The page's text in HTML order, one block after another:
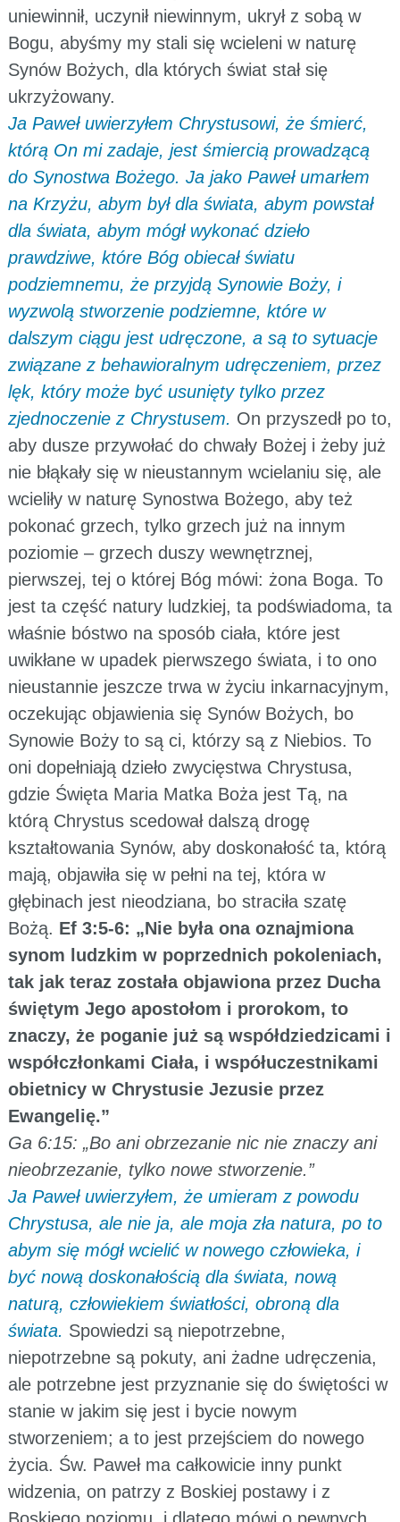
uniewinnił, uczynił niewinnym, ukrył z sobą w
Bogu, abyśmy my stali się wcieleni w naturę
Synów Bożych, dla których świat stał się
ukrzyżowany.
Ja Paweł uwierzyłem Chrystusowi, że śmierć,
którą On mi zadaje, jest śmiercią prowadzącą
do Synostwa Bożego. Ja jako Paweł umarłem
na Krzyżu, abym był dla świata, abym powstał
dla świata, abym mógł wykonać dzieło
prawdziwe, które Bóg obiecał światu
podziemnemu, że przyjdą Synowie Boży, i
wyzwolą stworzenie podziemne, które w
dalszym ciągu jest udręczone, a są to sytuacje
związane z behawioralnym udręczeniem, przez
lęk, który może być usunięty tylko przez
zjednoczenie z Chrystusem. On przyszedł po to,
aby dusze przywołać do chwały Bożej i żeby już
nie błąkały się w nieustannym wcielaniu się, ale
wcieliły w naturę Synostwa Bożego, aby też
pokonać grzech, tylko grzech już na innym
poziomie – grzech duszy wewnętrznej,
pierwszej, tej o której Bóg mówi: żona Boga. To
jest ta część natury ludzkiej, ta podświadoma, ta
właśnie bóstwo na sposób ciała, które jest
uwikłane w upadek pierwszego świata, i to ono
nieustannie jeszcze trwa w życiu inkarnacyjnym,
oczekując objawienia się Synów Bożych, bo
Synowie Boży to są ci, którzy są z Niebios. To
oni dopełniają dzieło zwycięstwa Chrystusa,
gdzie Święta Maria Matka Boża jest Tą, na
którą Chrystus scedował dalszą drogę
kształtowania Synów, aby doskonałość ta, którą
mają, objawiła się w pełni na tej, która w
głębinach jest nieodziana, bo straciła szatę
Bożą. Ef 3:5-6: „Nie była ona oznajmiona
synom ludzkim w poprzednich pokoleniach,
tak jak teraz została objawiona przez Ducha
świętym Jego apostołom i prorokom, to
znaczy, że poganie już są współdziedzicami i
współczłonkami Ciała, i współuczestnikami
obietnicy w Chrystusie Jezusie przez
Ewangelię.”
Ga 6:15: „Bo ani obrzezanie nic nie znaczy ani
nieobrzezanie, tylko nowe stworzenie.”
Ja Paweł uwierzyłem, że umieram z powodu
Chrystusa, ale nie ja, ale moja zła natura, po to
abym się mógł wcielić w nowego człowieka, i
być nową doskonałością dla świata, nową
naturą, człowiekiem światłości, obroną dla
świata. Spowiedzi są niepotrzebne,
niepotrzebne są pokuty, ani żadne udręczenia,
ale potrzebne jest przyznanie się do świętości w
stanie w jakim się jest i bycie nowym
stworzeniem; a to jest przejściem do nowego
życia. Św. Paweł ma całkowicie inny punkt
widzenia, on patrzy z Boskiej postawy i z